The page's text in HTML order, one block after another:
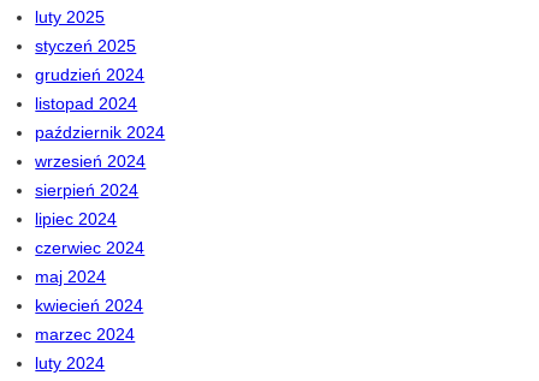
luty 2025
styczeń 2025
grudzień 2024
listopad 2024
październik 2024
wrzesień 2024
sierpień 2024
lipiec 2024
czerwiec 2024
maj 2024
kwiecień 2024
marzec 2024
luty 2024